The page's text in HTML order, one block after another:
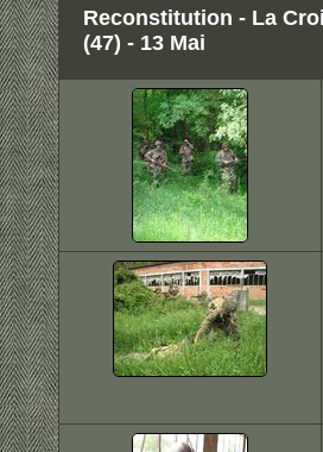
Reconstitution - La
(47) - 13 Mai